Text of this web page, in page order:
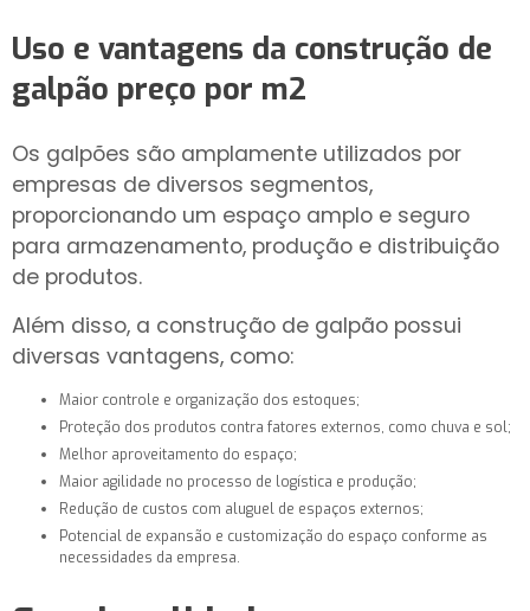
Uso e vantagens da construção de
galpão preço por m2
Os galpões são amplamente utilizados por
empresas de diversos segmentos,
proporcionando um espaço amplo e seguro
para armazenamento, produção e distribuição
de produtos.
Além disso, a construção de galpão possui
diversas vantagens, como:
Maior controle e organização dos estoques;
Proteção dos produtos contra fatores externos, como chuva e sol;
Melhor aproveitamento do espaço;
Maior agilidade no processo de logística e produção;
Redução de custos com aluguel de espaços externos;
Potencial de expansão e customização do espaço conforme as
necessidades da empresa.